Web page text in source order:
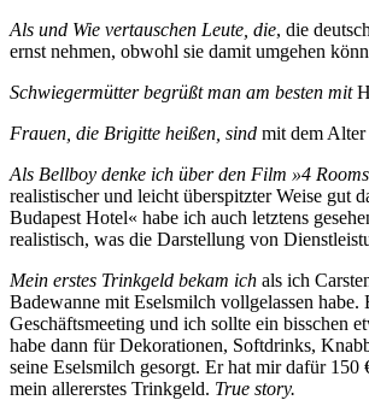
Als und Wie vertauschen Leute, die, die
ernst nehmen, obwohl sie damit umgehen
Schwiegermütter begrüßt man am besten mit
Frauen, die Brigitte heißen, sind mit dem Alter
Als Bellboy denke ich über den Film »4
realistischer und leicht überspitzter Weise gut
Budapest Hotel« habe ich auch letztens
realistisch, was die Darstellung von
Mein erstes Trinkgeld bekam ich als ich
Badewanne mit Eselsmilch vollgelassen habe.
Geschäftsmeeting und ich sollte ein bisschen
habe dann für Dekorationen, Softdrinks,
seine Eselsmilch gesorgt. Er hat mir dafür 150
mein allererstes Trinkgeld. True story.